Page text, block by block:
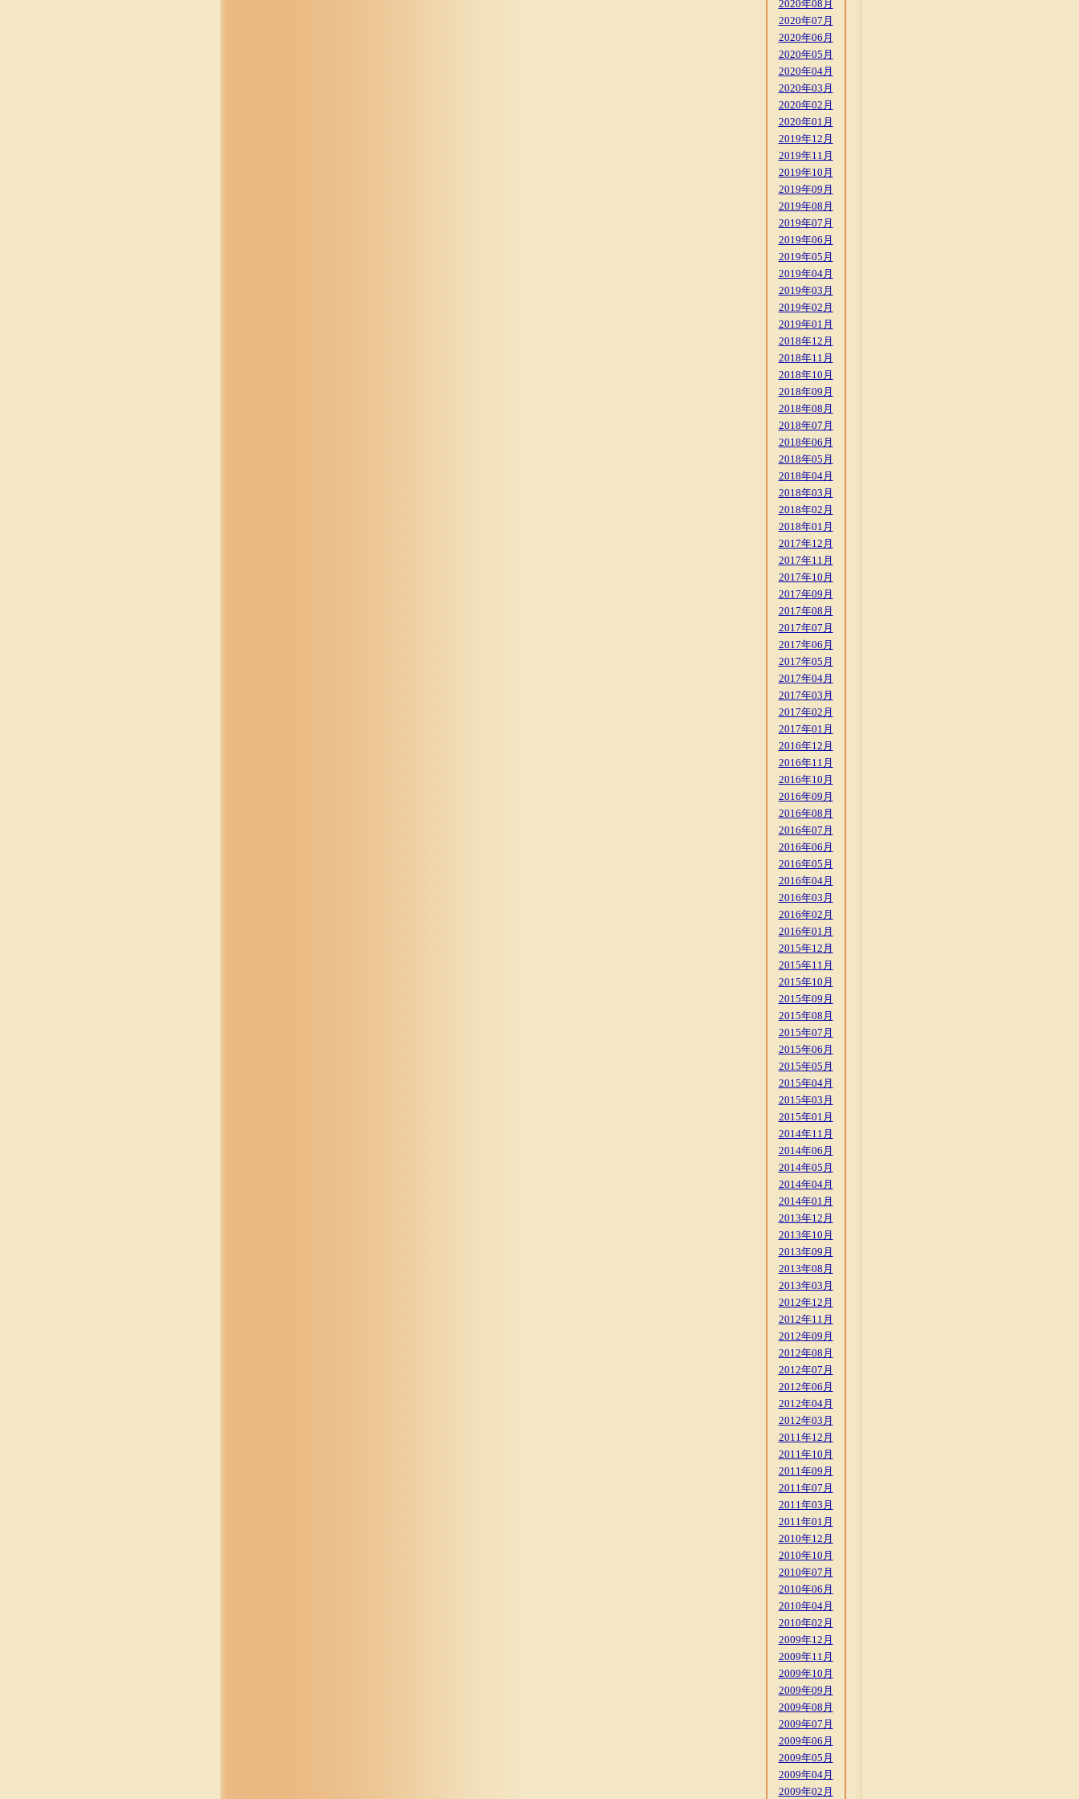
2020年08月
2020年07月
2020年06月
2020年05月
2020年04月
2020年03月
2020年02月
2020年01月
2019年12月
2019年11月
2019年10月
2019年09月
2019年08月
2019年07月
2019年06月
2019年05月
2019年04月
2019年03月
2019年02月
2019年01月
2018年12月
2018年11月
2018年10月
2018年09月
2018年08月
2018年07月
2018年06月
2018年05月
2018年04月
2018年03月
2018年02月
2018年01月
2017年12月
2017年11月
2017年10月
2017年09月
2017年08月
2017年07月
2017年06月
2017年05月
2017年04月
2017年03月
2017年02月
2017年01月
2016年12月
2016年11月
2016年10月
2016年09月
2016年08月
2016年07月
2016年06月
2016年05月
2016年04月
2016年03月
2016年02月
2016年01月
2015年12月
2015年11月
2015年10月
2015年09月
2015年08月
2015年07月
2015年06月
2015年05月
2015年04月
2015年03月
2015年01月
2014年11月
2014年06月
2014年05月
2014年04月
2014年01月
2013年12月
2013年10月
2013年09月
2013年08月
2013年03月
2012年12月
2012年11月
2012年09月
2012年08月
2012年07月
2012年06月
2012年04月
2012年03月
2011年12月
2011年10月
2011年09月
2011年07月
2011年03月
2011年01月
2010年12月
2010年10月
2010年07月
2010年06月
2010年04月
2010年02月
2009年12月
2009年11月
2009年10月
2009年09月
2009年08月
2009年07月
2009年06月
2009年05月
2009年04月
2009年02月